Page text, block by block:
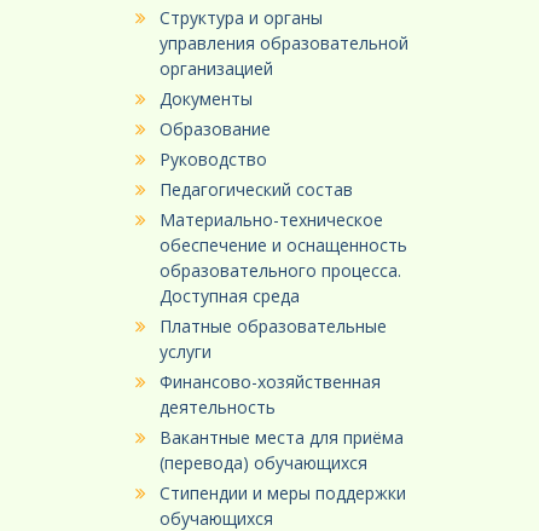
Структура и органы
управления образовательной
организацией
Документы
Образование
Руководство
Педагогический состав
Материально-техническое
обеспечение и оснащенность
образовательного процесса.
Доступная среда
Платные образовательные
услуги
Финансово-хозяйственная
деятельность
Вакантные места для приёма
(перевода) обучающихся
Стипендии и меры поддержки
обучающихся